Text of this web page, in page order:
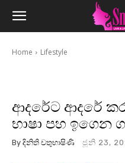
Home Lifestyle
ආදරේට ආදරේ
භාෂා පහ ඉගෙන
By දිනිති චතුභාෂිණි ජූනි 23,